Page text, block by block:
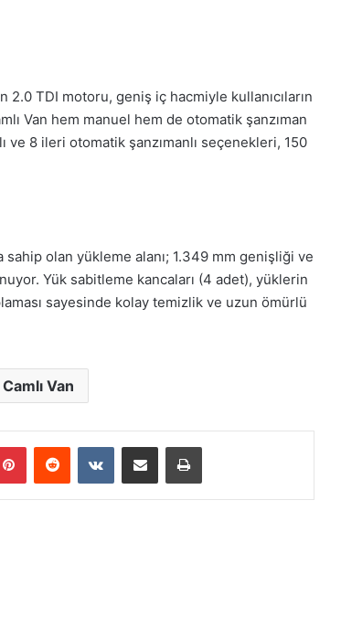
TDI motoru, geniş iç hacmiyle kullanıcıların
Van hem manuel hem de otomatik şanzıman
8 ileri otomatik şanzımanlı seçenekleri, 150
olan yükleme alanı; 1.349 mm genişliği ve
Yük sabitleme kancaları (4 adet), yüklerin
sayesinde kolay temizlik ve uzun ömürlü
Van
PinterestReddit VKontakteE-Posta ile paylaş Yazdır
Ride
treyler
teslimatı